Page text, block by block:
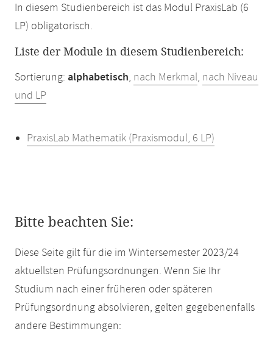
In diesem Studienbereich ist das Modul PraxisLab (6
LP) obligatorisch.
Liste der Module in diesem Studienbereich:
Sortierung: alphabetisch, nach Merkmal, nach Niveau
und LP
PraxisLab Mathematik (Praxismodul, 6 LP)
Bitte beachten Sie:
Diese Seite gilt für die im Wintersemester 2023/24
aktuellsten Prüfungsordnungen. Wenn Sie Ihr
Studium nach einer früheren oder späteren
Prüfungsordnung absolvieren, gelten gegebenenfalls
andere Bestimmungen: